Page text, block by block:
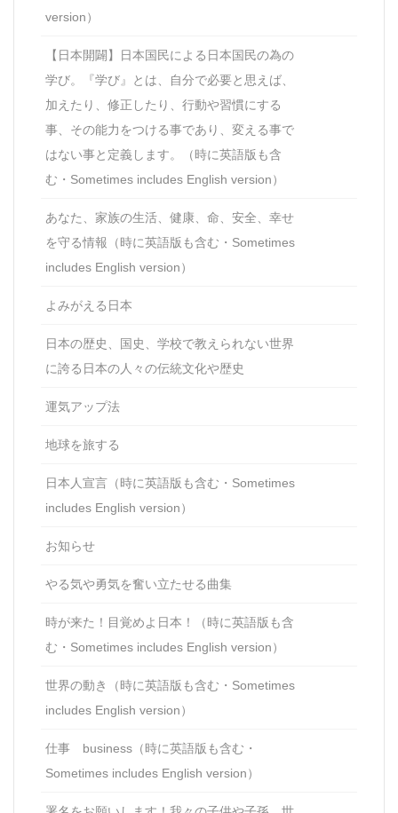
version）
【日本開闢】日本国民による日本国民の為の
学び。『学び』とは、自分で必要と思えば、
加えたり、修正したり、行動や習慣にする
事、その能力をつける事であり、変える事で
はない事と定義します。（時に英語版も含
む・Sometimes includes English version）
あなた、家族の生活、健康、命、安全、幸せ
を守る情報（時に英語版も含む・Sometimes
includes English version）
よみがえる日本
日本の歴史、国史、学校で教えられない世界
に誇る日本の人々の伝統文化や歴史
運気アップ法
地球を旅する
日本人宣言（時に英語版も含む・Sometimes
includes English version）
お知らせ
やる気や勇気を奮い立たせる曲集
時が来た！目覚めよ日本！（時に英語版も含
む・Sometimes includes English version）
世界の動き（時に英語版も含む・Sometimes
includes English version）
仕事 business（時に英語版も含む・
Sometimes includes English version）